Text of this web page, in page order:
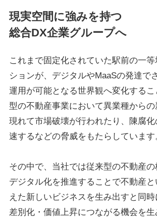
現実空間に強みを持つ
総合DX企業グループへ
これまで固定化されていた駅前の一
ションが、デジタルやMaaSの発達で
運用が可能となる世界観へ変化する
型の不動産事業において異業種から
現れて市場破壊が行われたり、陳腐
速するなどの脅威をもたらしています
その中で、当社では従来型の不動産
デジタル化を推進することで不動産
えた新しいビジネスを生み出すと同
差別化・価値上昇につながる機会を